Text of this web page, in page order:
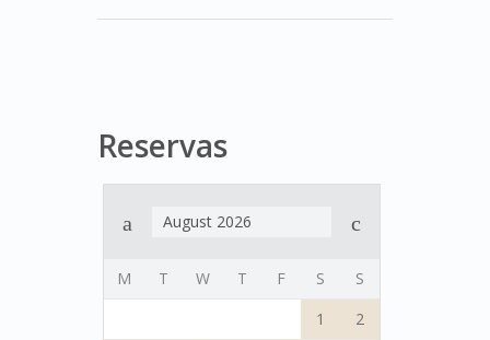
Reservas
August 2026
M T W T F S
S
1
2